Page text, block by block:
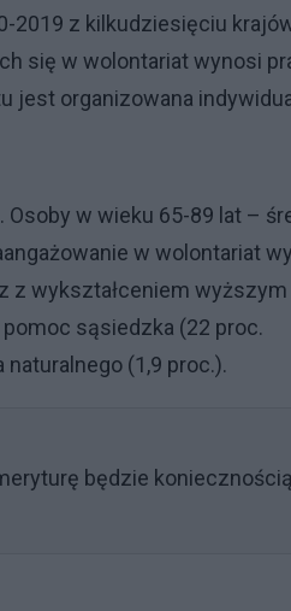
2019 z kilkudziesięciu
się w wolontariat wynosi
jest organizowana
w wieku 65-89 lat –
w wolontariat
z wykształceniem
sąsiedzka (22 proc.
(1,9 proc.).
będzie